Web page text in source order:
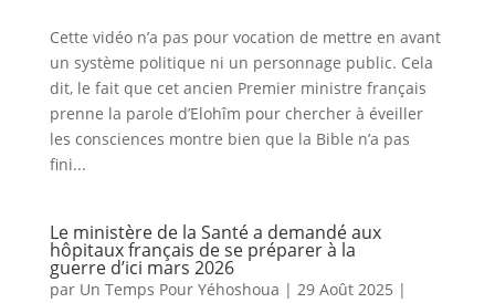
Cette vidéo n’a pas pour vocation de mettre en avant
un système politique ni un personnage public. Cela
dit, le fait que cet ancien Premier ministre français
prenne la parole d’Elohîm pour chercher à éveiller
les consciences montre bien que la Bible n’a pas
fini...
Le ministère de la Santé a demandé aux
hôpitaux français de se préparer à la
guerre d’ici mars 2026
par Un Temps Pour Yéhoshoua | 29 Août 2025 |